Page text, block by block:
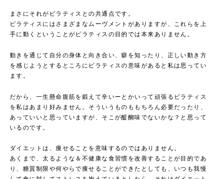
まさにそれがピラティスとの共通点です。
ピラティスにはさまざまなムーヴメントがありますが、これらを上
手に動くということがピラティスの目的では本来ありません。
動きを通じて自分の身体と向き合い、癖を知ったり、正しい動き方
を感じようとするところにピラティスの意味があると私は思ってい
ます。
だから、一生懸命腹筋を鍛えて辛いーとかいって頑張るピラティス
を私はあまり好みません。そういうものももちろん必要だったり、
あっていいと思っていますが、そこが醍醐味でないかな？と思って
いるのです。
ダイエットは、痩せることを意味するのではありません。
あくまで、太るような＆不健康な食習慣を改善することが目的であ
り、糖質制限や何やらで痩せることができたとしても、いつも我慢